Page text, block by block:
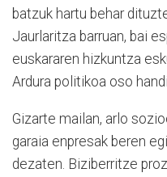
batzuk hartu behar
Jaurlaritza barruan, bai
euskararen hizkuntza
Ardura politikoa oso
Gizarte mailan, arlo
garaia enpresak beren
dezaten. Biziberritze